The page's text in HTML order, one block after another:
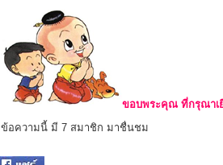
ขอบพระคุณ ที่กรุณาเ
ข้อความนี้ มี 7 สมาชิก มาชื่นชม